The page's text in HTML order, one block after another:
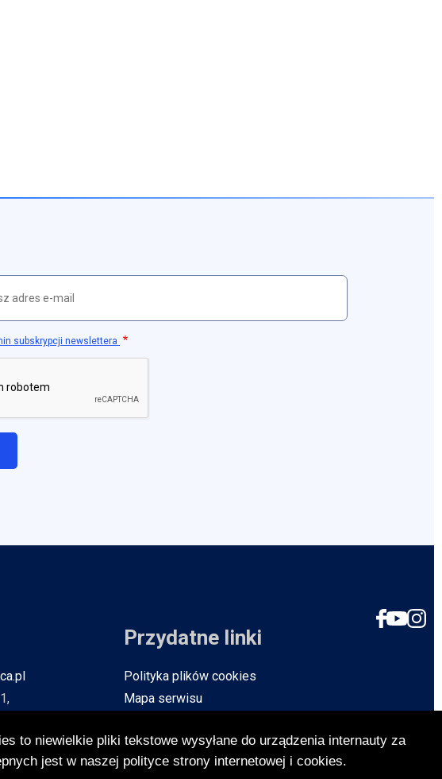
subskrypcji newslettera
Przydatne linki
Polityka plików cookies
Mapa serwisu
Baza Teleadresowa
Strona archiwalnaWill open in new tab
Social
to niewielkie pliki tekstowe wysyłane do urządzenia internauty za
jest w naszej polityce strony internetowej i cookies.